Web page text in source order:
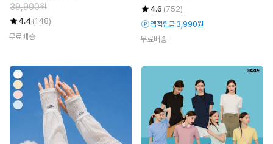
39,900원
4.4 (148)
무료배송
4.6 (752)
앱적립금 3,990원
무료배송